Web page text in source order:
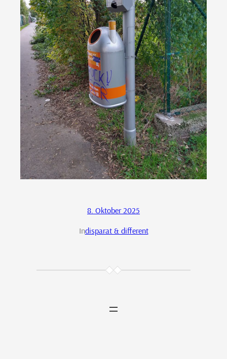
8. Oktober 2025
Indisparat & different